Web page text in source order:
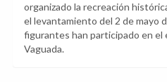
organizado la recreación
el levantamiento del 2 de mayo
figurantes han participado en el
Vaguada.